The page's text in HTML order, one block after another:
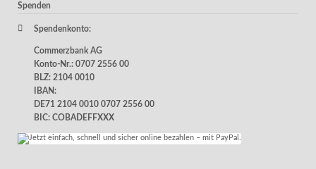
Spenden
Spendenkonto:
Commerzbank AG
Konto-Nr.: 0707 2556 00
BLZ: 2104 0010
IBAN:
DE71 2104 0010 0707 2556 00
BIC: COBADEFFXXX